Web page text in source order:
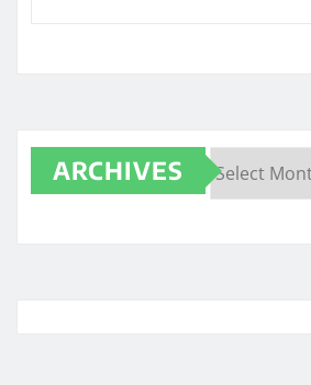
ARCHIVES